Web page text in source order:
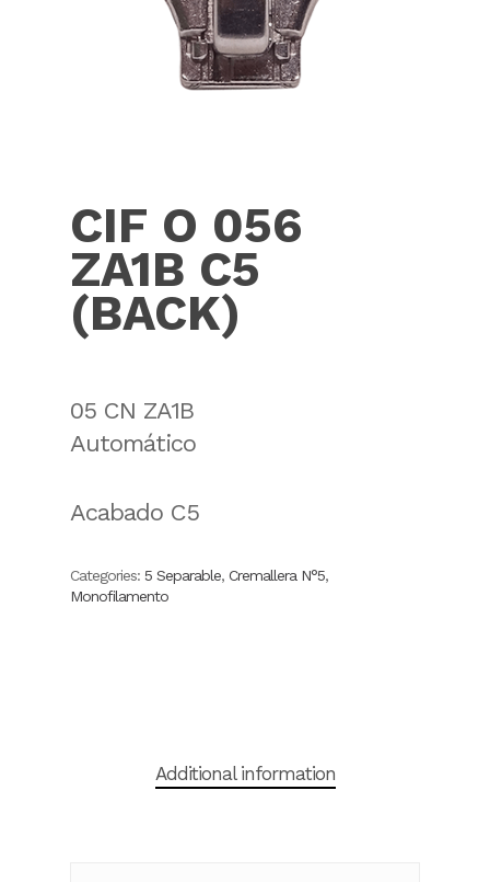
CIF O 056
ZA1B C5
(BACK)
05 CN ZA1B
Automático
Acabado C5
Categories: 5 Separable, Cremallera N°5,
Monofilamento
Additional information